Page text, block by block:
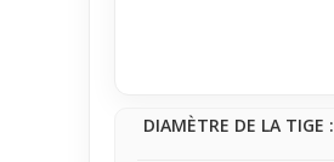
DIAMÈTRE DE LA TIGE :